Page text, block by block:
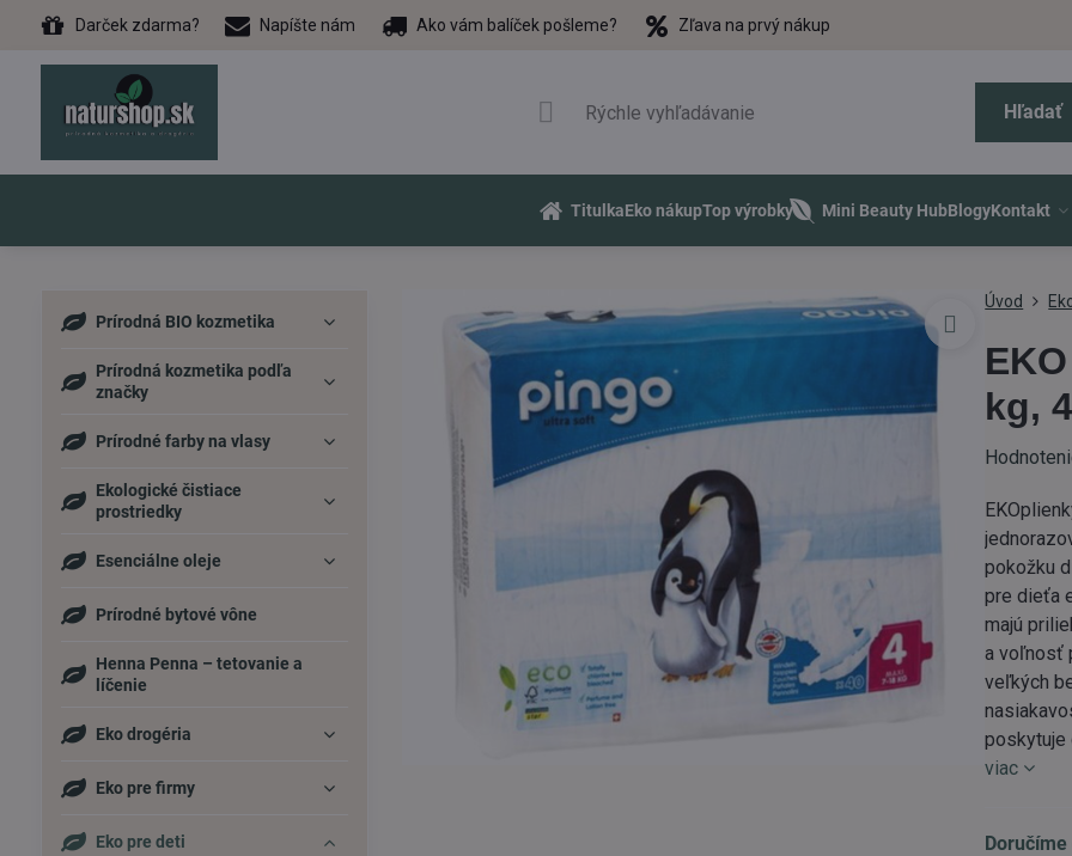
Darček zdarma? Napíšte nám Ako vám balíček pošleme? Zľava na prvý nákup
Hľadať
TitulkaEko nákupTop výrobky Mini Beauty HubBlogyKontakt
Úvod
kg,
pokožku
pre dieťa
majú
a voľnosť
veľkých
poskytuje
viac
Prírodná BIO kozmetika
Prírodná kozmetika podľa
značky
Prírodné farby na vlasy
Ekologické čistiace
prostriedky
Esenciálne oleje
Prírodné bytové vône
Henna Penna – tetovanie a
líčenie
Eko drogéria
Eko pre firmy
Eko pre deti